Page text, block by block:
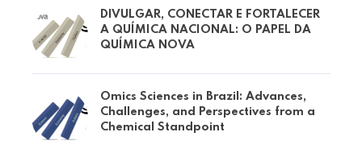
DIVULGAR, CONECTAR E FORTALECER
A QUÍMICA NACIONAL: O PAPEL DA
QUÍMICA NOVA
Omics Sciences in Brazil: Advances,
Challenges, and Perspectives from a
Chemical Standpoint